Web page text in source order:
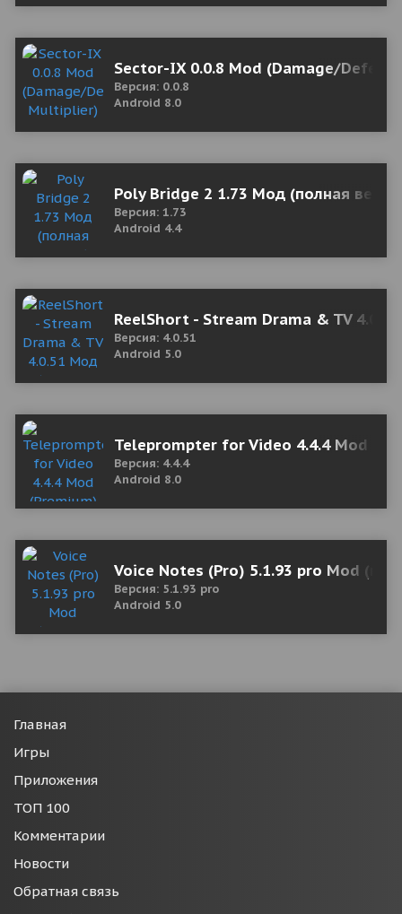
Sector-IX 0.0.8 Mod (Damage/
Версия: 0.0.8
Android 8.0
Poly Bridge 2 1.73 Мод (полная
Версия: 1.73
Android 4.4
ReelShort - Stream Drama & TV
Версия: 4.0.51
Android 5.0
Teleprompter for Video 4.4.4 Mod
Версия: 4.4.4
Android 8.0
Voice Notes (Pro) 5.1.93 pro Mod
Версия: 5.1.93 pro
Android 5.0
Главная
Игры
Приложения
ТОП 100
Комментарии
Новости
Обратная связь